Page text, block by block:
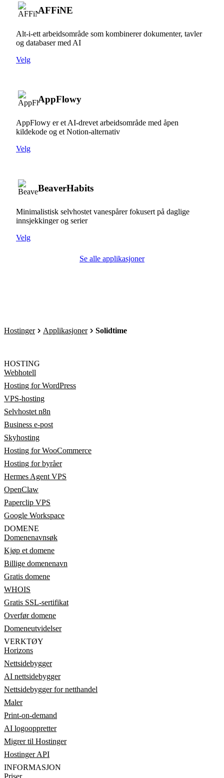
AFFiNE
Alt-i-ett arbeidsområde som kombinerer dokumenter, tavler
og databaser med AI
Velg
AppFlowy
AppFlowy er et AI-drevet arbeidsområde med åpen
kildekode og et Notion-alternativ
Velg
BeaverHabits
Minimalistisk selvhostet vanespårer fokusert på daglige
innsjekkinger og serier
Velg
Se alle applikasjoner
Hostinger Applikasjoner Solidtime
HOSTING
Webhotell
Hosting for WordPress
VPS-hosting
Selvhostet n8n
Business e-post
Skyhosting
Hosting for WooCommerce
Hosting for byråer
Hermes Agent VPS
OpenClaw
Paperclip VPS
Google Workspace
DOMENE
Domenenavnsøk
Kjøp et domene
Billige domenenavn
Gratis domene
WHOIS
Gratis SSL-sertifikat
Overfør domene
Domeneutvidelser
VERKTØY
Horizons
Nettsidebygger
AI nettsidebygger
Nettsidebygger for netthandel
Maler
Print-on-demand
AI logooppretter
Migrer til Hostinger
Hostinger API
INFORMASJON
Priser